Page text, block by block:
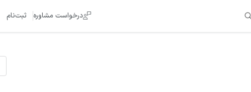
درخواست مشاوره ثبت‌نام